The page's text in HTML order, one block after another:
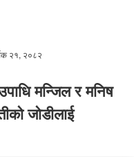
२१, २०८२
मन्जिल र मनिष
जोडीलाई